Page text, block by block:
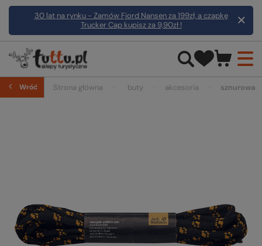
30 lat na rynku - Zamów Fjord Nansen za 199zł, a czapkę
Trucker Cap kupisz za 9,90zł !
Wróć Strona główna buty akcesoria